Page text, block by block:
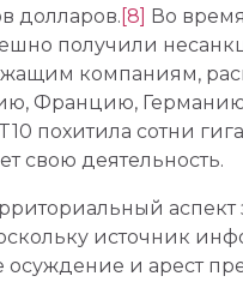
долларов. [8] Во
получили
компаниям,
Францию,
похитила сотни
свою деятельность.
источник
осуждение и арест